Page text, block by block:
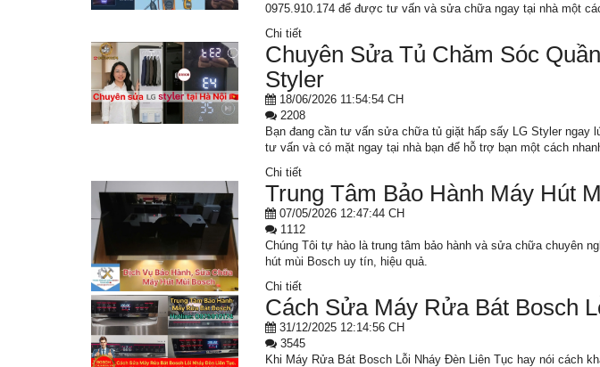
0975.910.174 để được tư vấn và sửa chữa ngay tại nhà một
Chi tiết
Chuyên Sửa Tủ Chăm Sóc
Styler
18/06/2026 11:54:54 CH
2208
Bạn đang cần tư vấn sửa chữa tủ giặt hấp sấy LG Styler ngay
tư vấn và có mặt ngay tại nhà bạn để hỗ trợ bạn một cách
Chi tiết
Trung Tâm Bảo Hành Máy Hút
07/05/2026 12:47:44 CH
1112
Chúng Tôi tự hào là trung tâm bảo hành và sửa chữa chuyên
hút mùi Bosch uy tín, hiệu quả.
Chi tiết
Cách Sửa Máy Rửa Bát Bosch
31/12/2025 12:14:56 CH
3545
Khi Máy Rửa Bát Bosch Lỗi Nháy Đèn Liên Tục hay nói cách